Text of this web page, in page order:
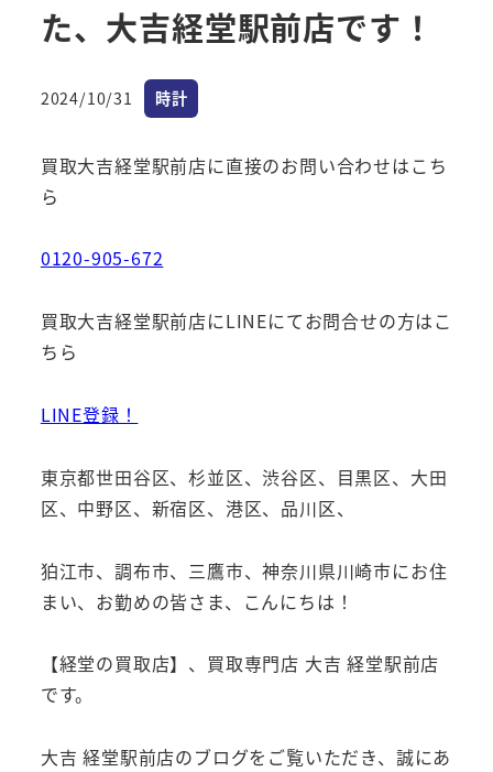
た、大吉経堂駅前店です！
投稿日
2024/10/31 カテゴリー
時計
買取大吉経堂駅前店に直接のお問い合わせはこち
ら
0120-905-672
買取大吉経堂駅前店にLINEにてお問合せの方はこ
ちら
LINE登録！
東京都世田谷区、杉並区、渋谷区、目黒区、大田
区、中野区、新宿区、港区、品川区、
狛江市、調布市、三鷹市、神奈川県川崎市にお住
まい、お勤めの皆さま、こんにちは！
【経堂の買取店】、買取専門店 大吉 経堂駅前店
です。
大吉 経堂駅前店のブログをご覧いただき、誠にあ